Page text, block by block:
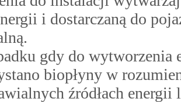
i dostarczaną do
gdy do wytworzenia
biopłyny w
źródłach